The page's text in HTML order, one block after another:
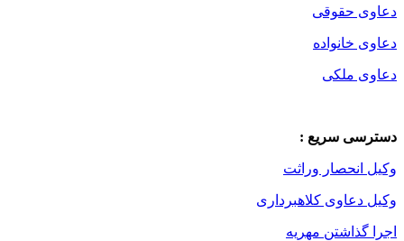
دعاوی حقوقی
دعاوی خانواده
دعاوی ملکی
دسترسی سریع :
وکیل انحصار وراثت
وکیل دعاوی کلاهبرداری
اجرا گذاشتن مهریه